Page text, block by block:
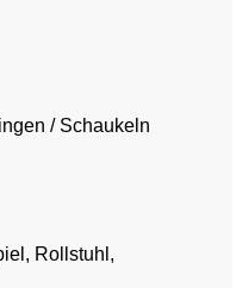
/ Schaukeln
Rollstuhl,